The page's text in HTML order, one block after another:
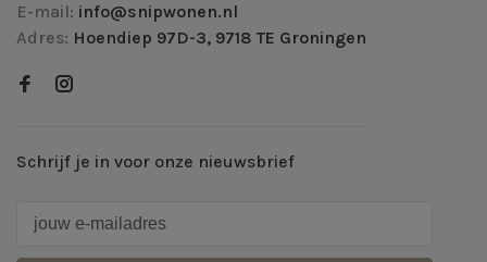
E-mail: info@snipwonen.nl
Adres: Hoendiep 97D-3, 9718 TE Groningen
Schrijf je in voor onze nieuwsbrief